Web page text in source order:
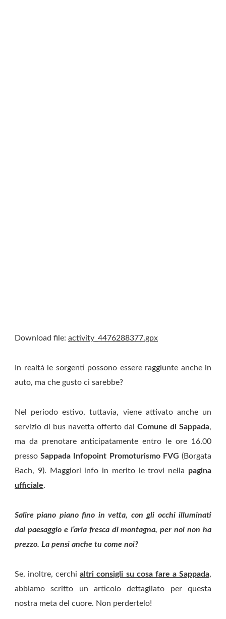
Download file: activity_4476288377.gpx
In realtà le sorgenti possono essere raggiunte anche in
auto, ma che gusto ci sarebbe?
Nel periodo estivo, tuttavia, viene attivato anche un
servizio di bus navetta offerto dal Comune di Sappada,
ma da prenotare anticipatamente entro le ore 16.00
pressoSappada Infopoint Promoturismo FVG (Borgata
Bach, 9). Maggiori info in merito le trovi nella pagina
ufficiale.
Salire piano piano fino in vetta, con gli occhi illuminati
dal paesaggio e l’aria fresca di montagna, per noi non ha
prezzo. La pensi anche tu come noi?
Se, inoltre, cerchialtri consigli su cosa fare a Sappada,
abbiamo scritto un articolo dettagliato per questa
nostra meta del cuore. Non perdertelo!